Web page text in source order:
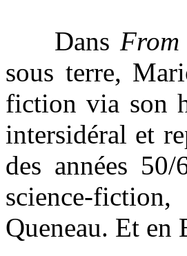
Dans From
sous terre,
fiction via son
intersidéral et
des années
science-
Queneau. Et